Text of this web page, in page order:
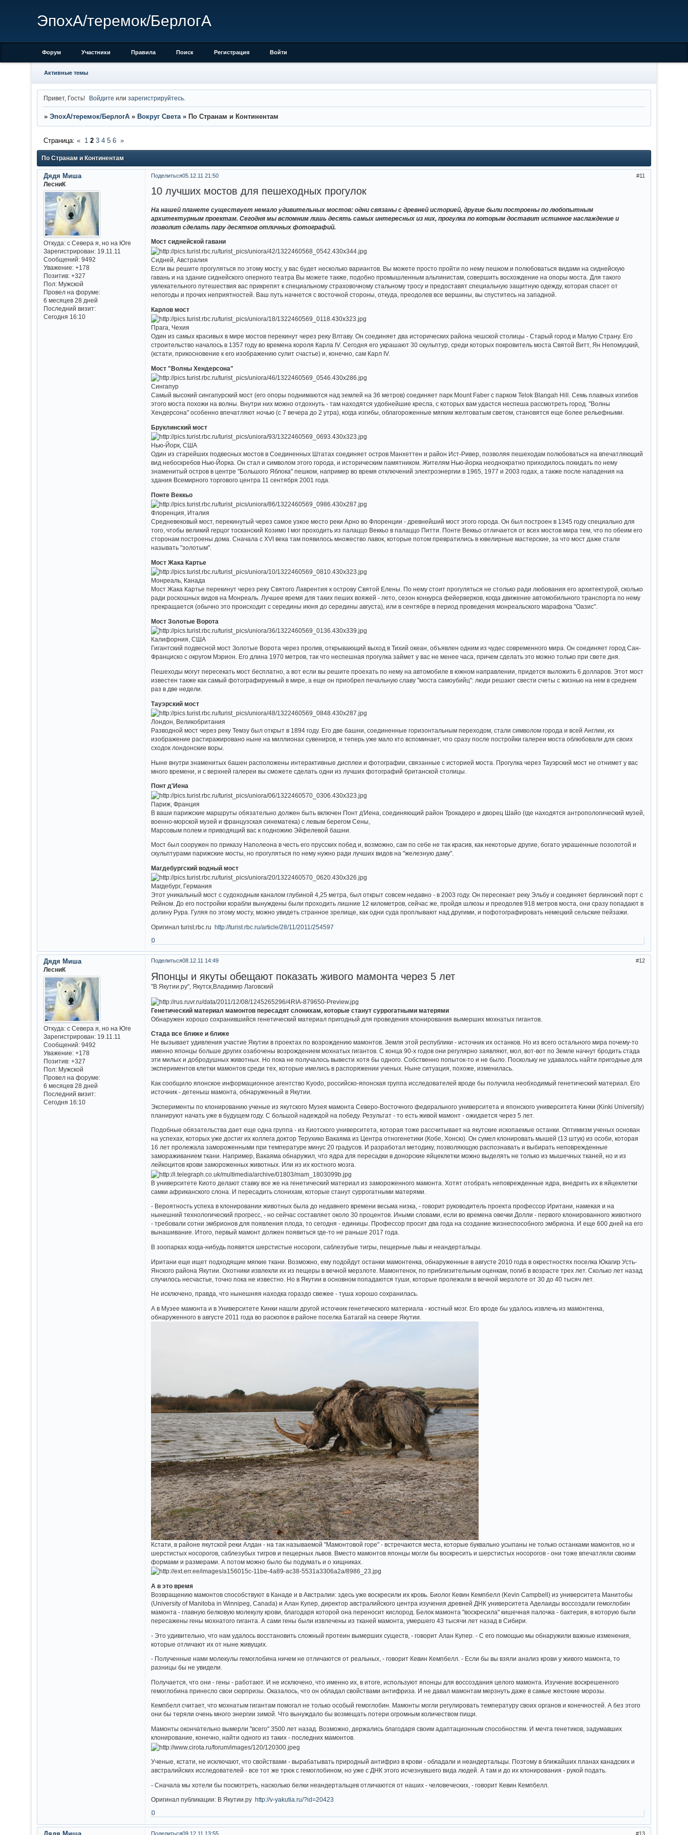
ЭпохА/теремок/БерлогА
Форум Участники Правила Поиск Регистрация Войти
Активные темы
Привет, Гость! Войдите илизарегистрируйтесь
» ЭпохА/теремок/БерлогА » Вокруг Света » По Странам и Континентам
По Странам и Континентам
Страница: « 1 2 3 4 5 6 »
Поделиться 11
05.12.11 21:50
Дядя Миша
ЛесниК
Откуда:с Севера я, но на Юге
Зарегистрирован: 19.11.11
Сообщений:9492
Уважение: +178
Позитив: +327
Пол:Мужской
Провел на форуме:
6 месяцев 28 дней
Последний визит:
Сегодня 16:10
10 лучших мостов для пешеходных прогулок
На нашей планете существует немало удивительных мостов: одни связаны с древней историей, другие были построены по любопытным
архитектурным проектам. Сегодня мы вспомним лишь десять самых интересных из них, прогулка по которым доставит истинное наслаждение и
позволит сделать пару десятков отличных фотографий.
Мост сиднейской гавани
Сидней, Австралия
Если вы решите прогуляться по этому мосту, у вас будет несколько вариантов. Вы можете просто пройти по нему пешком и полюбоваться видами на сиднейскую
гавань и на здание сиднейского оперного театра Вы можете также, подобно промышленным альпинистам, совершить восхождение на опоры моста. Для такого
увлекательного путешествия вас прикрепят к специальному страховочному стальному тросу и предоставят специальную защитную одежду, которая спасет от
непогоды и прочих неприятностей. Ваш путь начнется с восточной стороны, откуда, преодолев все вершины, вы спуститесь на западной.
Карлов мост
Прага, Чехия
Один из самых красивых в мире мостов перекинут через реку Влтаву. Он соединяет два исторических района чешской столицы - Старый город и Малую Страну. Его
строительство началось в 1357 году во времена короля Карла IV. Сегодня его украшают 30 скульптур, среди которых покровитель моста Святой Витт, Ян Непомуцкий,
(кстати, прикосновение к его изображению сулит счастье) и, конечно, сам Карл IV.
Мост "Волны Хендерсона"
Сингапур
Самый высокий сингапурский мост (его опоры поднимаются над землей на 36 метров) соединяет парк Mount Faber с парком Telok Blangah Hill. Семь плавных изгибов
этого моста похожи на волны. Внутри них можно отдохнуть - там находятся удобнейшие кресла, с которых вам удастся неспеша рассмотреть город. "Волны
Хендерсона" особенно впечатляют ночью (с 7 вечера до 2 утра), когда изгибы, облагороженные мягким желтоватым светом, становятся еще более рельефными.
Бруклинский мост
Нью-Йорк, США
Один из старейших подвесных мостов в Соединенных Штатах соединяет остров Манхеттен и район Ист-Ривер, позволяя пешеходам полюбоваться на впечатляющий
вид небоскребов Нью-Йорка. Он стал и символом этого города, и историческим памятником. Жителям Нью-йорка неоднократно приходилось покидать по нему
знаменитый остров в центре "Большого Яблока" пешком, например во время отключений электроэнергии в 1965, 1977 и 2003 годах, а также после нападения на
здания Всемирного торгового центра 11 сентября 2001 года.
Понте Веккьо
Флоренция, Италия
Средневековый мост, перекинутый через самое узкое место реки Арно во Флоренции - древнейший мост этого города. Он был построен в 1345 году специально для
того, чтобы великий герцог тосканский Козимо I мог проходить из палаццо Веккьо в палаццо Питти. Понте Веккьо отличается от всех мостов мира тем, что по обеим его
сторонам построены дома. Сначала с XVI века там появилось множество лавок, которые потом превратились в ювелирные мастерские, за что мост даже стали
называть "золотым".
Мост Жака Картье
Монреаль, Канада
Мост Жака Картье перекинут через реку Святого Лаврентия к острову Святой Елены. По нему стоит прогуляться не столько ради любования его архитектурой, сколько
ради роскошных видов на Монреаль. Лучшее время для таких пеших вояжей - лето, сезон конкурса фейерверков, когда движение автомобильного транспорта по нему
прекращается (обычно это происходит с середины июня до середины августа), или в сентябре в период проведения монреальского марафона "Оазис".
Мост Золотые Ворота
Калифорния, США
Гигантский подвесной мост Золотые Ворота через пролив, открывающий выход в Тихий океан, объявлен одним из чудес современного мира. Он соединяет город Сан-
Франциско с округом Мэрион. Его длина 1970 метров, так что неспешная прогулка займет у вас не менее часа, причем сделать это можно только при свете дня.
Пешеходы могут пересекать мост бесплатно, а вот если вы решите проехать по нему на автомобиле в южном направлении, придется выложить 6 долларов. Этот мост
известен также как самый фотографируемый в мире, а еще он приобрел печальную славу "моста самоубийц": люди решают свести счеты с жизнью на нем в среднем
раз в две недели.
Тауэрский мост
Лондон, Великобритания
Разводной мост через реку Темзу был открыт в 1894 году. Его две башни, соединенные горизонтальным переходом, стали символом города и всей Англии, их
изображение растиражировано ныне на миллионах сувениров, и теперь уже мало кто вспоминает, что сразу после постройки галереи моста облюбовали для своих
сходок лондонские воры.
Ныне внутри знаменитых башен расположены интерактивные дисплеи и фотографии, связанные с историей моста. Прогулка через Тауэрский мост не отнимет у вас
много времени, и с верхней галереи вы сможете сделать одни из лучших фотографий британской столицы.
Понт д'Иена
Париж, Франция
В ваши парижские маршруты обязательно должен быть включен Понт д'Иена, соединяющий район Трокадеро и дворец Шайо (где находятся антропологический музей,
военно-морской музей и французская синематека) с левым берегом Сены,
Марсовым полем и приводящий вас к подножию Эйфелевой башни.
Мост был сооружен по приказу Наполеона в честь его прусских побед и, возможно, сам по себе не так красив, как некоторые другие, богато украшенные позолотой и
скульптурами парижские мосты, но прогуляться по нему нужно ради лучших видов на "железную даму".
Магдебургский водный мост
Магдебург, Германия
Этот уникальный мост с судоходным каналом глубиной 4,25 метра, был открыт совсем недавно - в 2003 году. Он пересекает реку Эльбу и соединяет берлинский порт с
Рейном. До его постройки корабли вынуждены были проходить лишние 12 километров, сейчас же, пройдя шлюзы и преодолев 918 метров моста, они сразу попадают в
долину Рура. Гуляя по этому мосту, можно увидеть странное зрелище, как одни суда проплывают над другими, и пофотографировать немецкий сельские пейзажи.
Оригинал turist.rbc.ruhttp://turist.rbc.ru/article/28/11/2011/254597
0
Поделиться 12
08.12.11 14:49
Дядя Миша
ЛесниК
Откуда:с Севера я, но на Юге
Зарегистрирован: 19.11.11
Сообщений:9492
Уважение: +178
Позитив: +327
Пол:Мужской
Провел на форуме:
6 месяцев 28 дней
Последний визит:
Сегодня 16:10
Японцы и якуты обещают показать живого мамонта через 5 лет
"В Якутии.ру", Якутск,Владимир Лаговский
Генетический материал мамонтов пересадят слонихам, которые станут суррогатными матерями
Обнаружен хорошо сохранившийся генетический материал пригодный для проведения клонирования вымерших мохнатых гигантов.
Стада все ближе и ближе
Не вызывает удивления участие Якутии в проектах по возрождению мамонтов. Земля этой республики - источник их останков. Но из всего остального мира почему-то
именно японцы больше других озабочены возрождением мохнатых гигантов. С конца 90-х годов они регулярно заявляют, мол, вот-вот по Земле начнут бродить стада
эти милых и добродушных животных. Но пока не получалось вывести хотя бы одного. Собственно попыток-то и не было. Поскольку не удавалось найти пригодные для
экспериментов клетки мамонтов среди тех, которые имелись в распоряжении ученых. Ныне ситуация, похоже, изменилась.
Как сообщило японское информационное агентство Kyodo, российско-японская группа исследователей вроде бы получила необходимый генетический материал. Его
источник - детеныш мамонта, обнаруженный в Якутии.
Эксперименты по клонированию ученые из якутского Музея мамонта Северо-Восточного федерального университета и японского университета Кинки (Kinki University)
планируют начать уже в будущем году. С большой надеждой на победу. Результат - то есть живой мамонт - ожидается через 5 лет.
Подобные обязательства дает еще одна группа - из Киотского университета, которая тоже рассчитывает на якутские ископаемые останки. Оптимизм ученых основан
на успехах, которых уже достиг их коллега доктор Терухико Вакаяма из Центра отногенетики (Кобе, Хонсю). Он сумел клонировать мышей (13 штук) из особи, которая
16 лет пролежала замороженными при температуре минус 20 градусов. И разработал методику, позволяющую распознавать и выбирать неповрежденные
замораживанием ткани. Например, Вакаяма обнаружил, что ядра для пересадки в донорские яйцеклетки можно выделять не только из мышечных тканей, но и из
лейкоцитов крови замороженных животных. Или из их костного мозга.
В университете Киото делают ставку все же на генетический материал из замороженного мамонта. Хотят отобрать неповрежденные ядра, внедрить их в яйцеклетки
самки африканского слона. И пересадить слонихам, которые станут суррогатными матерями.
- Вероятность успеха в клонировании животных была до недавнего времени весьма низка, - говорит руководитель проекта профессор Иритани, намекая и на
нынешний технологический прогресс, - но сейчас составляет около 30 процентов. Иными словами, если во времена овечки Долли - первого клонированного животного
- требовали сотни эмбрионов для появления плода, то сегодня - единицы. Профессор просит два года на создание жизнеспособного эмбриона. И еще 600 дней на его
вынашивание. Итого, первый мамонт должен появиться где-то не раньше 2017 года.
В зоопарках когда-нибудь появятся шерстистые носороги, саблезубые тигры, пещерные львы и неандертальцы.
Иритани еще ищет подходящие мягкие ткани. Возможно, ему подойдут останки мамонтенка, обнаруженные в августе 2010 года в окрестностях поселка Юкагир Усть-
Янского района Якутии. Охотники извлекли их из пещеры в вечной мерзлоте. Мамонтенок, по приблизительным оценкам, погиб в возрасте трех лет. Сколько лет назад
случилось несчастье, точно пока не известно. Но в Якутии в основном попадаются туши, которые пролежали в вечной мерзлоте от 30 до 40 тысяч лет.
Не исключено, правда, что нынешняя находка гораздо свежее - туша хорошо сохранилась.
А в Музее мамонта и в Университете Кинки нашли другой источник генетического материала - костный мозг. Его вроде бы удалось извлечь из мамонтенка,
обнаруженного в августе 2011 года во раскопок в районе поселка Батагай на севере Якутии.
Кстати, в районе якутской реки Алдан - на так называемой "Мамонтовой горе" - встречаются места, которые буквально усыпаны не только останками мамонтов, но и
шерстистых носорогов, саблезубых тигров и пещерных львов. Вместо мамонтов японцы могли бы воскресить и шерстистых носорогов - они тоже впечатляли своими
формами и размерами. А потом можно было бы подумать и о хищниках.
А в это время
Возвращению мамонтов способствуют в Канаде и в Австралии: здесь уже воскресили их кровь. Биолог Кевин Кемпбелл (Kevin Campbell) из университета Манитобы
(University of Manitoba in Winnipeg, Canada) и Алан Купер, директор австралийского центра изучения древней ДНК университета Аделаиды воссоздали гемоглобин
мамонта - главную белковую молекулу крови, благодаря которой она переносит кислород. Белок мамонта "воскресила" кишечная палочка - бактерия, в которую были
пересажены гены мохнатого гиганта. А сами гены были извлечены из тканей мамонта, умершего 43 тысячи лет назад в Сибири.
- Это удивительно, что нам удалось восстановить сложный протеин вымерших существ, - говорит Алан Купер. - С его помощью мы обнаружили важные изменения,
которые отличают их от ныне живущих.
- Полученные нами молекулы гемоглобина ничем не отличаются от реальных, - говорит Кевин Кемпбелл. - Если бы вы взяли анализ крови у живого мамонта, то
разницы бы не увидели.
Получается, что они - гены - работают. И не исключено, что именно их, в итоге, используют японцы для воссоздания целого мамонта. Изучение воскрешенного
гемоглобина принесло свои сюрпризы. Оказалось, что он обладал свойствами антифриза. И не давал мамонтам мерзнуть даже в самые жестокие морозы.
Кемпбелл считает, что мохнатым гигантам помогал не только особый гемоглобин. Мамонты могли регулировать температуру своих органов и конечностей. А без этого
они бы теряли очень много энергии зимой. Что вынуждало бы возмещать потери огромным количеством пищи.
Мамонты окончательно вымерли "всего" 3500 лет назад. Возможно, держались благодаря своим адаптационным способностям. И мечта генетиков, задумавших
клонирование, конечно, найти одного из таких - последних мамонтов.
Ученые, кстати, не исключают, что свойствами - вырабатывать природный антифриз в крови - обладали и неандертальцы. Поэтому в ближайших планах канадских и
австралийских исследователей - все тот же трюк с гемоглобином, но уже с ДНК этого исчезнувшего вида людей. А там и до их клонирования - рукой подать.
- Сначала мы хотели бы посмотреть, насколько белки неандертальцев отличаются от наших - человеческих, - говорит Кевин Кемпбелл.
Оригинал публикации: В Якутии.ру
http://v-yakutia.ru/?id=20423
0
Поделиться 13
09.12.11 13:55